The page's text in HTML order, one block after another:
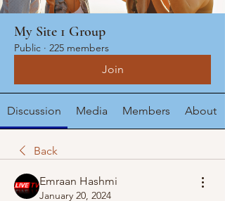
My Site 1 Group
Public · 225 members
Join
Discussion Media Members About
Back
Emraan Hashmi
January 20, 2024